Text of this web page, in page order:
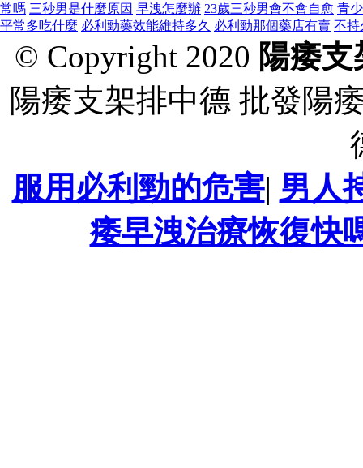
常嗎 三秒男是什麼原因 早洩怎麼辦 23歲三秒男會不會自愈 青
平常多吃什麼 必利勁藥效能維持多久 必利勁那個藥店有賣 不持
© Copyright 2020 陽痿
陽痿支架排中德 批發陽
服用必利勁的危害| 男人
痿早洩治療恢復快